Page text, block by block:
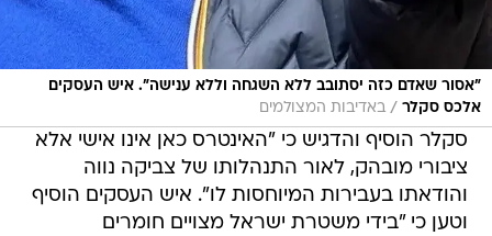
"אסור שאדם כזה יסתובב ללא השגחה וללא ענישה". איש העסקים
אלכס סקלר / באדיבות המצולמים
סקלר הוסיף והדגיש כי "האינטרס כאן אינו אישי אלא
ציבורי מובהק, לאור התנהלותו של צביקה נווה
והודאתו בעבירות המיוחסות לו". איש העסקים הוסיף
וטען כי "בידי משטרת ישראל מצויים חומרים